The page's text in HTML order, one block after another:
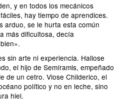
y en todos los mecánicos
hay tiempo de aprendices.
arduo, se le hurta esta común
más dificultosa, decía
sin arte ni experiencia. Hallose
el hijo de Semíramis, empeñado
de un cetro. Viose Childerico, el
político y no en leche, sino
hiel.